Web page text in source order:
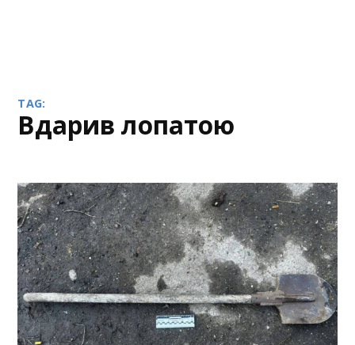
TAG:
вдарив лопатою